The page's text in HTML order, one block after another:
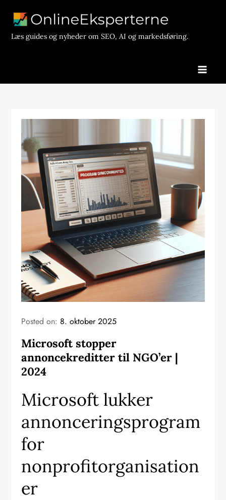
contentLæs guides og nyheder om SEO, AI og markedsføring.
Posted on: 8. oktober 2025
Microsoft stopper
annoncekreditter til NGO’er |
2024
Microsoft lukker
annonceringsprogram
for
nonprofitorganisation
er